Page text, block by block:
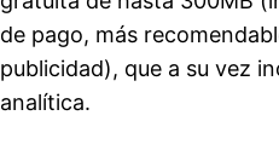
de pago, más
publicidad), que a su vez
analítica.